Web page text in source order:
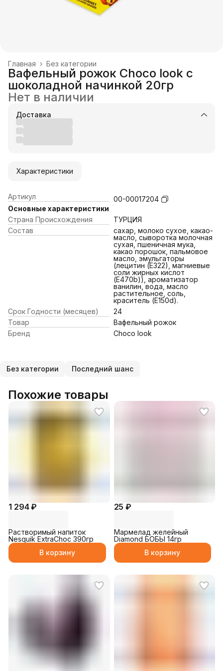
Без категории
Главная ›
Вафельный рожок Choco look с
шоколадной начинкой 20гр
Нет в наличии
Доставка
Характеристики
Артикул
00-00017204
Основные характеристики
Страна Происхождения
ТУРЦИЯ
Состав
сахар, молоко сухое, какао-
масло, сыворотка молочная
сухая, пшеничная мука,
какао порошок, пальмовое
масло, эмульгаторы
(лецитин (Е322), магниевые
соли жирных кислот
(Е470b)), ароматизатор
ванилин, вода, масло
растительное, соль,
краситель (Е150d).
Срок Годности (месяцев)
24
Товар
Вафельный рожок
Бренд
Choco look
Без категории Последний шанс
Похожие товары
1 294 ₽
Растворимый напиток
Nesquik ExtraChoc 390гр
В корзину
25 ₽
Мармелад желейный
Diamond БОБЫ 14гр
В корзину